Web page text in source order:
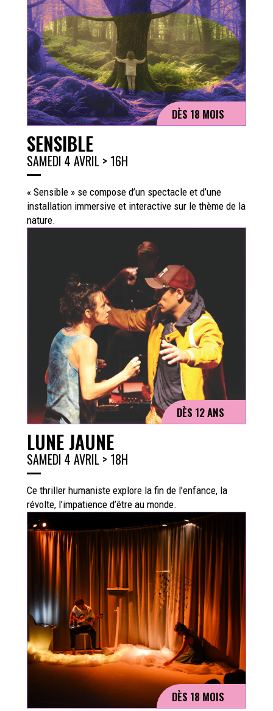
DÈS 18 MOIS
SENSIBLE
SAMEDI 4 AVRIL > 16H
« Sensible » se compose d’un spectacle et d’une
installation immersive et interactive sur le thème de la
nature.
DÈS 12 ANS
LUNE JAUNE
SAMEDI 4 AVRIL > 18H
Ce thriller humaniste explore la fin de l’enfance, la
révolte, l’impatience d’être au monde.
DÈS 18 MOIS